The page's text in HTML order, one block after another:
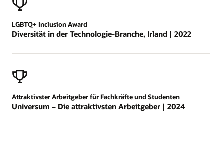
LGBTQ+ Inclusion Award
Diversität in der Technologie-Branche, Irland | 2022
Attraktivster Arbeitgeber für Fachkräfte und Studenten
Universum – Die attraktivsten Arbeitgeber | 2024